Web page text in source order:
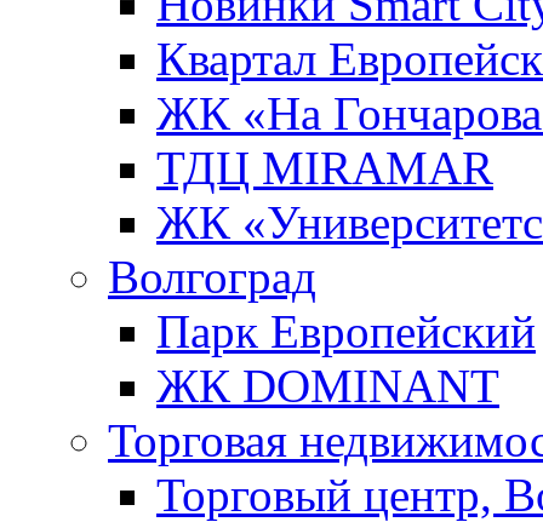
Квартал
ЖК «На
ТДЦ MIRAMAR
ЖК
Волгоград
Парк Европейский
ЖК DOMINANT
Торговая
Торговый центр,